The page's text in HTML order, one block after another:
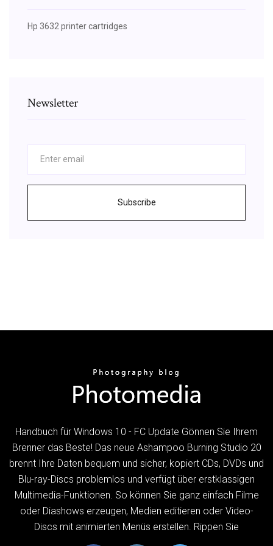
Hp 3632 printer cartridges
Newsletter
Subscribe
Handbuch für Windows 10 - FC Update Gönnen Sie Ihrem
Brenner das Beste! Das neue Ashampoo Burning Studio 20
brennt Ihre Daten bequem und sicher, kopiert CDs, DVDs und
Blu-ray-Discs problemlos und verfügt über erstklassigen
Multimedia-Funktionen. So können Sie ganz einfach Filme
oder Diashows erzeugen, Medien editieren oder Video-
Discs mit animierten Menüs erstellen. Rippen Sie